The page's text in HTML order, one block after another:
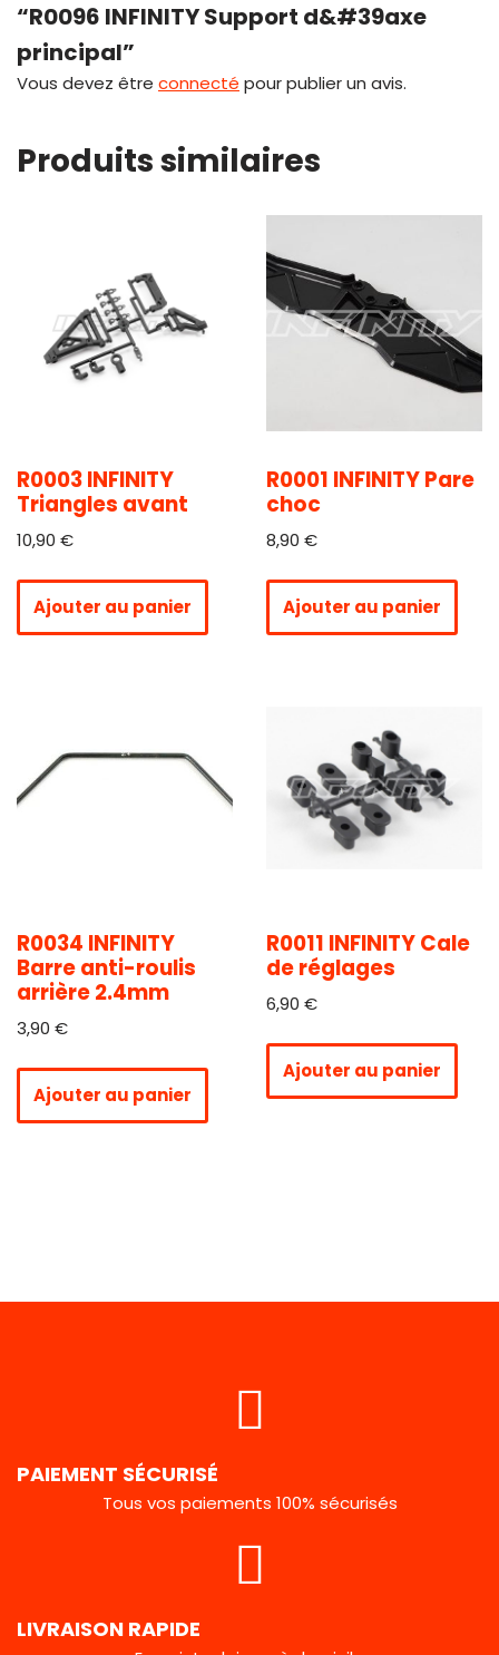
“R0096 INFINITY Support d&#39axe
principal”
Vous devez être connecté pour publier un avis.
Produits similaires
R0003 INFINITY
Triangles avant
10,90 €
Ajouter au panier
R0001 INFINITY Pare
choc
8,90 €
Ajouter au panier
R0034 INFINITY
Barre anti-roulis
arrière 2.4mm
3,90 €
Ajouter au panier
R0011 INFINITY Cale
de réglages
6,90 €
Ajouter au panier
PAIEMENT SÉCURISÉ
Tous vos paiements 100% sécurisés
LIVRAISON RAPIDE